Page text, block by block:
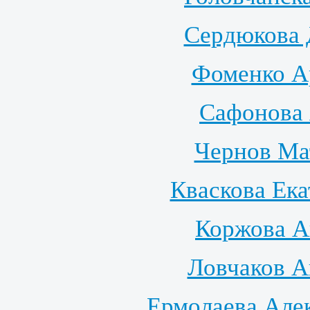
Сердюкова
Фоменко
Сафонова
Чернов
Кваскова
Коржова
Ловчаков